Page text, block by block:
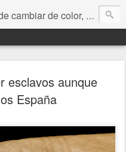
a mirar. Hablamos de sociedad, economía, empresa, política, RRHH, formación. De Historia reciente, de educación y de temas sociales.
esclavos aunque
España